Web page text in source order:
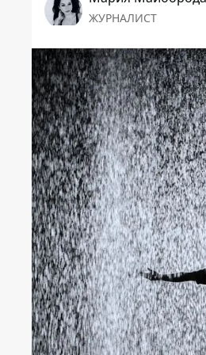
ЖУРНАЛИСТ